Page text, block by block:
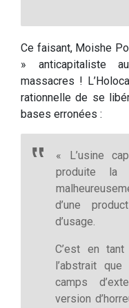
Ce faisant, Moishe
» anticapitaliste
massacres !
rationnelle de se
bases erronées :
« L’usine
produite la
d’une
d’usage.
C’est en
l’abstrait
camps
version